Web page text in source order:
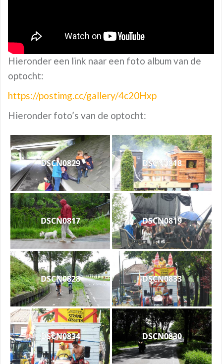
Hieronder een link naar een foto album van de
optocht:
https://postimg.cc/gallery/4c20Hxp
Hieronder foto’s van de optocht:
DSCN0829 DSCN0818
DSCN0817 DSCN0819
DSCN0828 DSCN0833
DSCN0834 DSCN0830